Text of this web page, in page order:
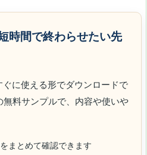
時間で終わらせたい先
に使える形でダウンロードで
無料サンプルで、内容や使いや
まとめて確認できます